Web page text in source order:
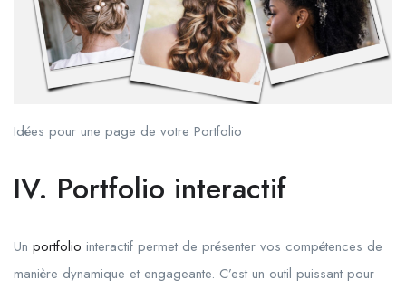
Idées pour une page de votre Portfolio
IV. Portfolio interactif
Un portfolio interactif permet de présenter vos compétences de
manière dynamique et engageante. C’est un outil puissant pour